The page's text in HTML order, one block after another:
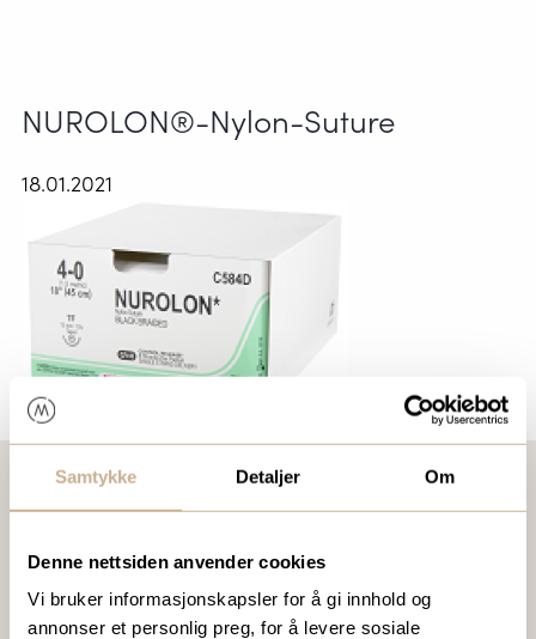
Samtykke Detaljer Om
Denne nettsiden anvender cookies
Vi bruker informasjonskapsler for å gi innhold og
annonser et personlig preg, for å levere sosiale
NUROLON®-Nylon-Suture
18.01.2021
Ta kontakt med en av våre medarbeidere, eller send en e-
ortomedic@ortomedic.no